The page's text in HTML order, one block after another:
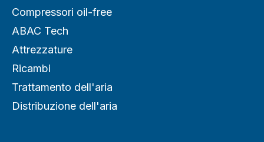
Compressori oil-free
ABAC Tech
Attrezzature
Ricambi
Trattamento dell'aria
Distribuzione dell'aria